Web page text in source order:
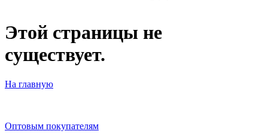
Этой страницы не
существует.​
На главную
Оптовым покупателям